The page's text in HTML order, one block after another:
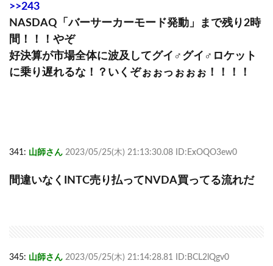
>>243
NASDAQ「バーサーカーモード発動」まで残り2時
間！！！やぞ
好決算が市場全体に波及してグイ♂グイ♂ロケット
に乗り遅れるな！？いくぞぉぉっぉぉぉ！！！！
341: 山師さん 2023/05/25(木) 21:13:30.08 ID:ExOQO3ew0
間違いなくINTC売り払ってNVDA買ってる流れだ
345: 山師さん 2023/05/25(木) 21:14:28.81 ID:BCL2lQgv0